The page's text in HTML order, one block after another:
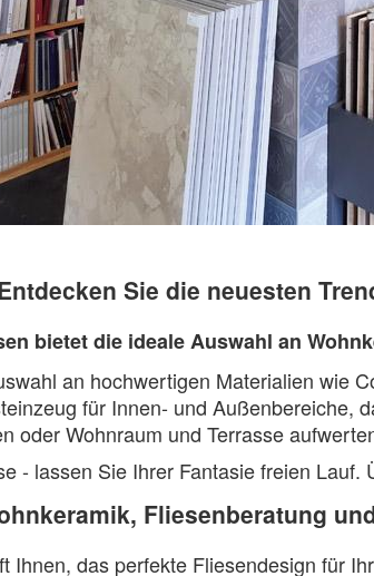
Entdecken Sie die neuesten
bietet die ideale Auswahl an
an hochwertigen Materialien wie
für Innen- und
oder Wohnraum und Terrasse
- lassen Sie Ihrer Fantasie freien
Fliesenberatung
Ihnen, das perfekte Fliesendesign für